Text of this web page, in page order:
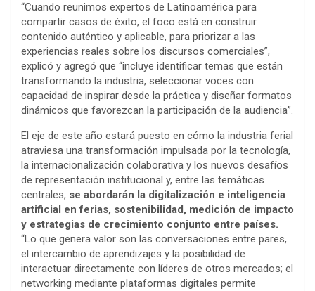
“Cuando reunimos expertos de Latinoamérica para
compartir casos de éxito, el foco está en construir
contenido auténtico y aplicable, para priorizar a las
experiencias reales sobre los discursos comerciales”,
explicó y agregó que “incluye identificar temas que están
transformando la industria, seleccionar voces con
capacidad de inspirar desde la práctica y diseñar formatos
dinámicos que favorezcan la participación de la audiencia”.
El eje de este año estará puesto en cómo la industria ferial
atraviesa una transformación impulsada por la tecnología,
la internacionalización colaborativa y los nuevos desafíos
de representación institucional y, entre las temáticas
centrales, se abordarán la digitalización e inteligencia
artificial en ferias, sostenibilidad, medición de impacto
y estrategias de crecimiento conjunto entre países.
“Lo que genera valor son las conversaciones entre pares,
el intercambio de aprendizajes y la posibilidad de
interactuar directamente con líderes de otros mercados; el
networking mediante plataformas digitales permite